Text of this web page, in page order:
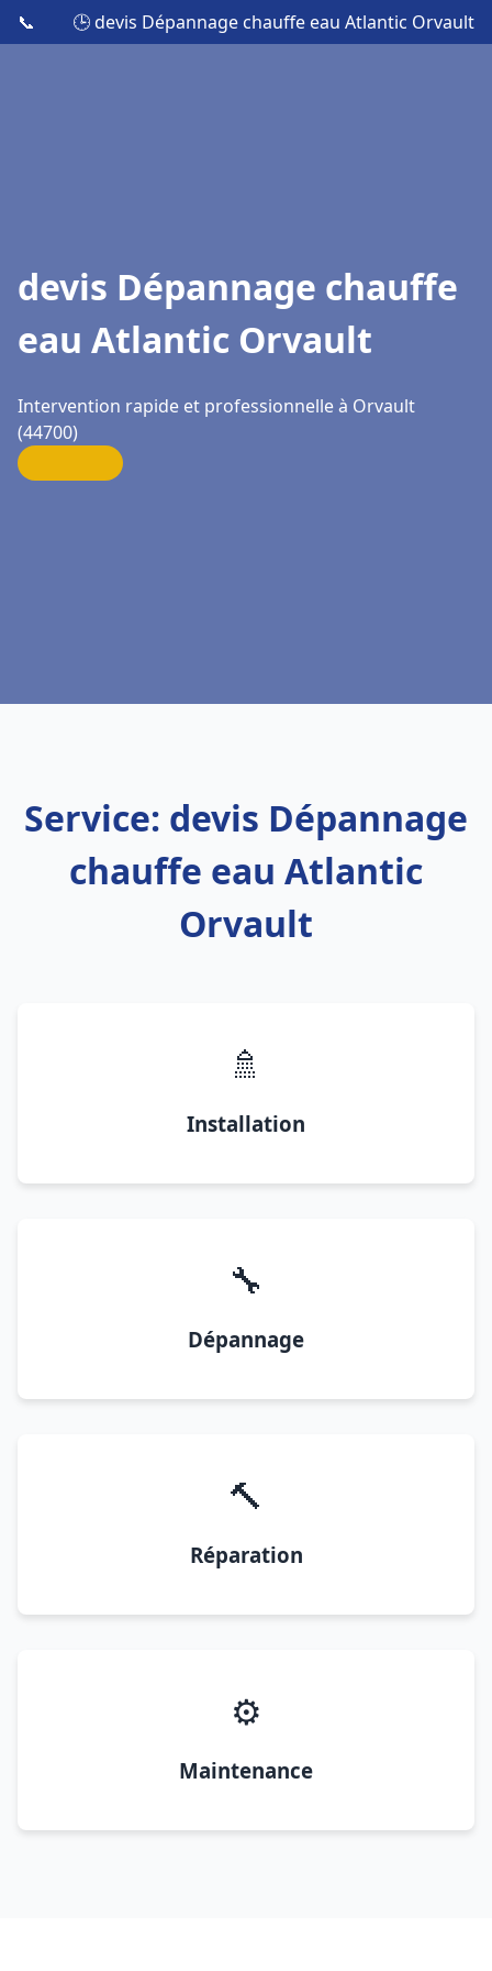
📞 🕒 devis Dépannage chauffe eau Atlantic Orvault
devis Dépannage chauffe
eau Atlantic Orvault
Intervention rapide et professionnelle à Orvault
(44700)
Service: devis Dépannage
chauffe eau Atlantic
Orvault
🚿
Installation
🔧
Dépannage
🔨
Réparation
⚙️
Maintenance